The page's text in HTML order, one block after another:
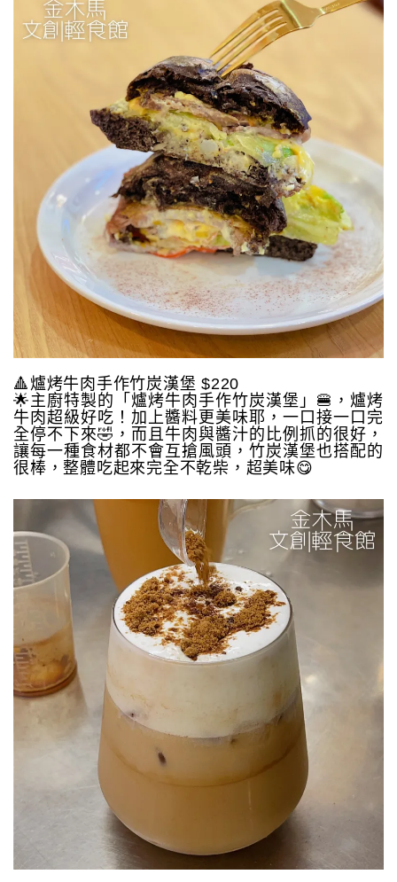
🔺爐烤牛肉手作竹炭漢堡 $220
🌟主廚特製的「爐烤牛肉手作竹炭漢堡」🍔，爐烤
牛肉超級好吃！加上醬料更美味耶，一口接一口完
全停不下來🤣，而且牛肉與醬汁的比例抓的很好，
讓每一種食材都不會互搶風頭，竹炭漢堡也搭配的
很棒，整體吃起來完全不乾柴，超美味😋